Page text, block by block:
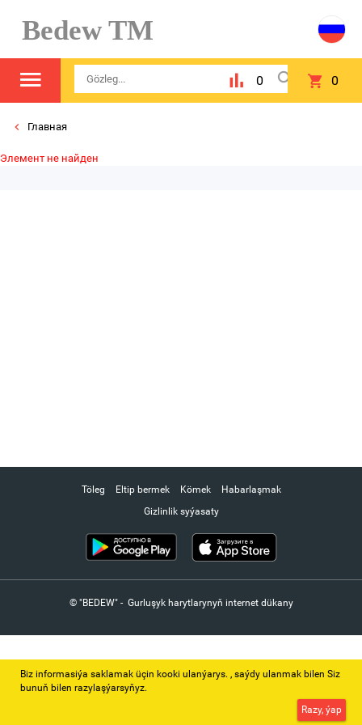
Bedew TM
0 0
Главная
Элемент не найден
Töleg Eltip bermek Kömek
Habarlaşmak
Gizlinlik syýasaty
© "BEDEW" - Gurluşyk harytlarynyň internet dükany
Biz informasiýa saklamak üçin kooki ulanýarys. ‚ saýdy ulanmak bilen Siz
bunuň bilen razylaşýarsyňyz.
Razy, ýap